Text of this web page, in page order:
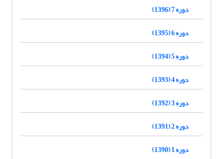
دوره 7 (1396)
دوره 6 (1395)
دوره 5 (1394)
دوره 4 (1393)
دوره 3 (1392)
دوره 2 (1391)
دوره 1 (1390)